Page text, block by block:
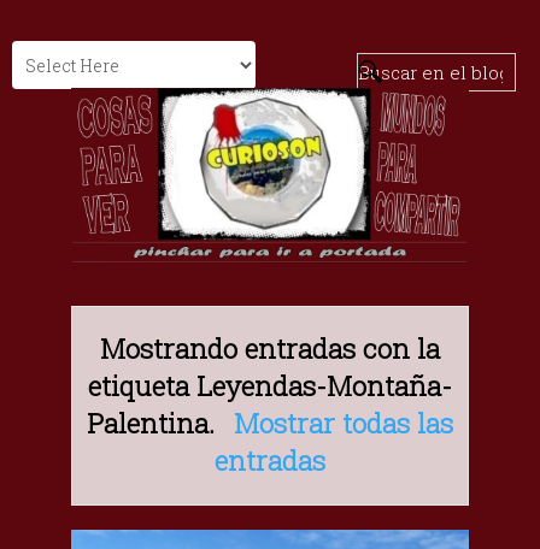
Mostrando entradas con la
etiqueta Leyendas-Montaña-
Palentina. Mostrar todas las
entradas